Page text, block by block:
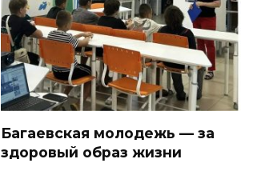
Багаевская молодежь — за
здоровый образ жизни